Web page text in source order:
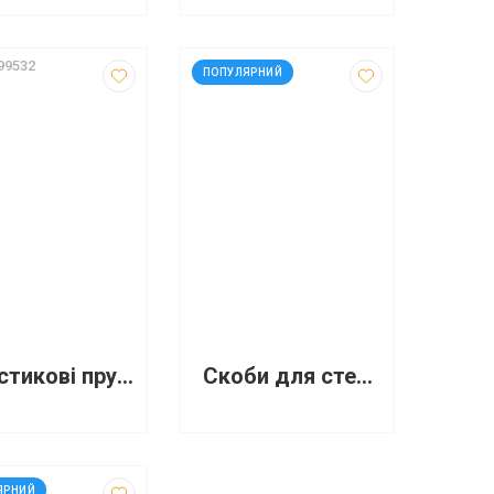
Пластикові пружини для палітурки 16 мм, А4
ПОПУЛЯРНИЙ
код: 92428
Скоби для степлерів №24/6 1000 штук